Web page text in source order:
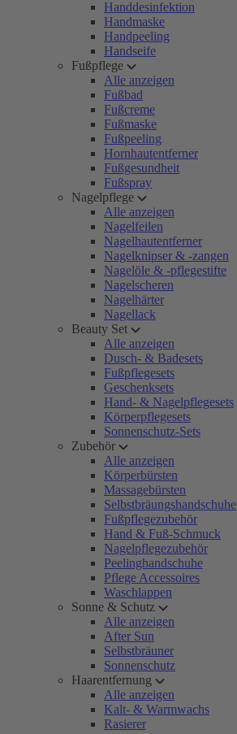
Handdesinfektion
Handmaske
Handpeeling
Handseife
Fußpflege
Alle anzeigen
Fußbad
Fußcreme
Fußmaske
Fußpeeling
Hornhautentferner
Fußgesundheit
Fußspray
Nagelpflege
Alle anzeigen
Nagelfeilen
Nagelhautentferner
Nagelknipser & -zangen
Nagelöle & -pflegestifte
Nagelscheren
Nagelhärter
Nagellack
Beauty Set
Alle anzeigen
Dusch- & Badesets
Fußpflegesets
Geschenksets
Hand- & Nagelpflegesets
Körperpflegesets
Sonnenschutz-Sets
Zubehör
Alle anzeigen
Körperbürsten
Massagebürsten
Selbstbräungshandschuhe
Fußpflegezubehör
Hand & Fuß-Schmuck
Nagelpflegezubehör
Peelinghandschuhe
Pflege Accessoires
Waschlappen
Sonne & Schutz
Alle anzeigen
After Sun
Selbstbräuner
Sonnenschutz
Haarentfernung
Alle anzeigen
Kalt- & Warmwachs
Rasierer